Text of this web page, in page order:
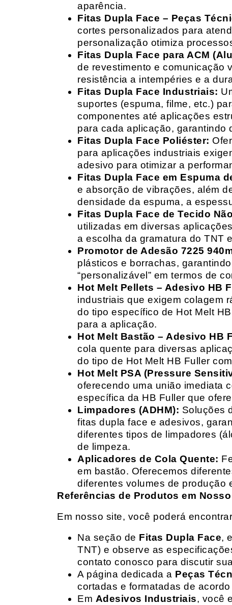
aparência.
Fitas Dupla Face – Peças
cortes personalizados para
personalização otimiza
Fitas Dupla Face para ACM
de revestimento e comunicação
resistência a intempéries e a
Fitas Dupla Face Industriais:
suportes (espuma, filme, etc.)
componentes até aplicações
para cada aplicação, garantindo
Fitas Dupla Face Poliéster:
para aplicações industriais
adesivo para otimizar a
Fitas Dupla Face em Espuma
e absorção de vibrações, além
densidade da espuma, a
Fitas Dupla Face de Tecido
utilizadas em diversas
a escolha da gramatura do TNT
Promotor de Adesão 7225
plásticos e borrachas,
“personalizável” em termos de
Hot Melt Pellets – Adesivo HB
industriais que exigem colagem
do tipo específico de Hot Melt
para a aplicação.
Hot Melt Bastão – Adesivo HB
cola quente para diversas
do tipo de Hot Melt HB Fuller
Hot Melt PSA (Pressure
oferecendo uma união imediata
específica da HB Fuller que
Limpadores (ADHM): Soluções
fitas dupla face e adesivos,
diferentes tipos de limpadores
de limpeza.
Aplicadores de Cola Quente:
em bastão. Oferecemos
diferentes volumes de produção
Referências de Produtos em
Em nosso site, você poderá
Na seção de Fitas Dupla Face,
TNT) e observe as
contato conosco para discutir
A página dedicada a Peças
cortadas e formatadas de
Em Adesivos Industriais, você